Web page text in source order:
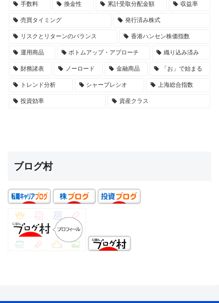
手数料 換金性 累計受取分配金額 収益率
売買タイミング 発行済み株式
リスクとリターンのバランス 香港ハンセン株価指数
運用商品 ボトムアップ・アプローチ 織り込み済み
財務諸表 ノーロード 金融商品 「お」で始まる
トレンド分析 シャープレシオ 上海総合指数
投資効率 資産クラス
ブログ村